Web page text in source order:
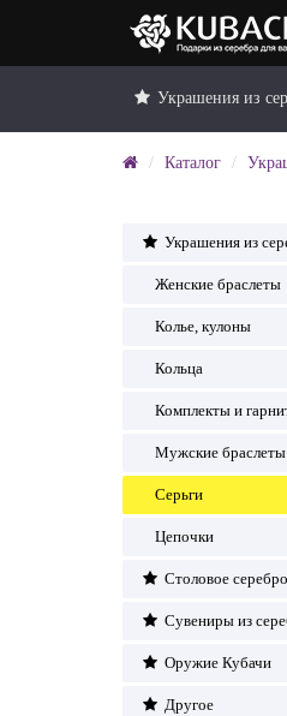
Украшения из
Каталог
Украшения из
Женские браслеты
Колье, кулоны
Кольца
Комплекты и
Мужские браслеты
Серьги
Цепочки
Столовое серебро
Сувениры из
Оружие Кубачи
Другое